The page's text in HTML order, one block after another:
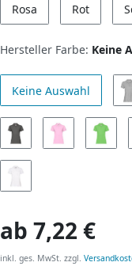
Rosa Rot
Hersteller Farbe: Keine
Keine Auswahl
ab 7,22 €
inkl. ges. MwSt. zzgl.